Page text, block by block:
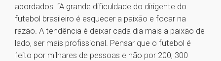
abordados. “A grande dificuldade do dirigente do
futebol brasileiro é esquecer a paixão e focar na
razão. A tendência é deixar cada dia mais a paixão de
lado, ser mais profissional. Pensar que o futebol é
feito por milhares de pessoas e não por 200, 300